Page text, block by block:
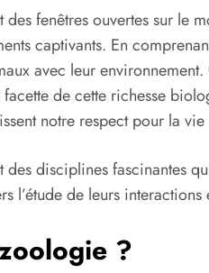
des fenêtres ouvertes sur le
captivants. En
avec leur
de cette richesse
notre respect pour la vie
des disciplines fascinantes
l’étude de leurs
?